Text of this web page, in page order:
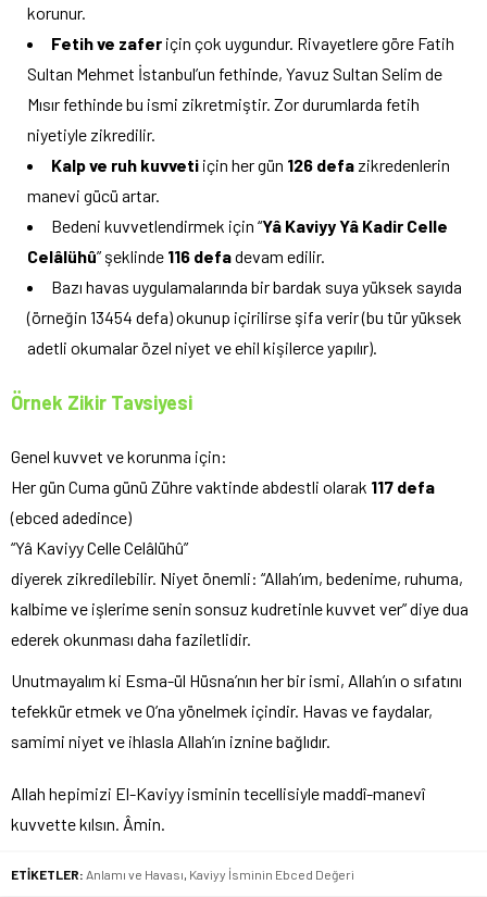
korunur.
Fetih ve zafer için çok uygundur. Rivayetlere göre Fatih
Sultan Mehmet İstanbul’un fethinde, Yavuz Sultan Selim de
Mısır fethinde bu ismi zikretmiştir. Zor durumlarda fetih
niyetiyle zikredilir.
Kalp ve ruh kuvveti için her gün 126 defa zikredenlerin
manevi gücü artar.
Bedeni kuvvetlendirmek için “Yâ Kaviyy Yâ Kadir Celle
Celâlühû” şeklinde 116 defadevam edilir.
Bazı havas uygulamalarında bir bardak suya yüksek sayıda
(örneğin 13454 defa) okunup içirilirse şifa verir (bu tür yüksek
adetli okumalar özel niyet ve ehil kişilerce yapılır).
Örnek Zikir Tavsiyesi
Genel kuvvet ve korunma için:
Her gün Cuma günü Zühre vaktinde abdestli olarak 117 defa
(ebced adedince)
“Yâ Kaviyy Celle Celâlühû”
diyerek zikredilebilir. Niyet önemli: “Allah’ım, bedenime, ruhuma,
kalbime ve işlerime senin sonsuz kudretinle kuvvet ver” diye dua
ederek okunması daha faziletlidir.
Unutmayalım ki Esma-ül Hüsna’nın her bir ismi, Allah’ın o sıfatını
tefekkür etmek ve O’na yönelmek içindir. Havas ve faydalar,
samimi niyet ve ihlasla Allah’ın iznine bağlıdır.
Allah hepimizi El-Kaviyy isminin tecellisiyle maddî-manevî
kuvvette kılsın. Âmin.
ETİKETLER: Anlamı ve Havası Kaviyy İsminin Ebced Değeri